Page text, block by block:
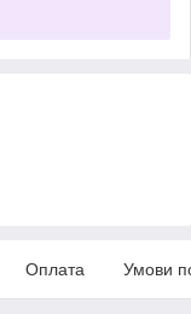
Оплата Умови